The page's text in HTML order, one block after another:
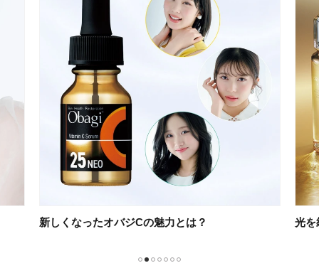
光を紡ぐケアで未来の肌を思いのままに 不要